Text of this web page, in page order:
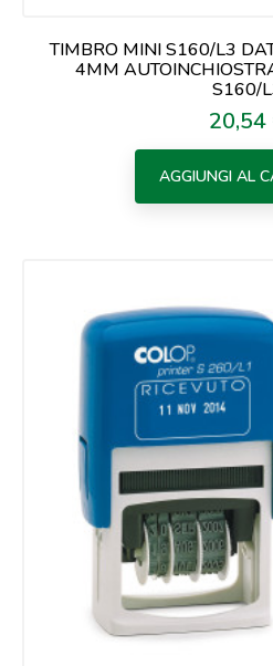
TIMBRO MINI S160/L3
4MM
S160/
Prezzo
20,54
AGGIUNGI AL